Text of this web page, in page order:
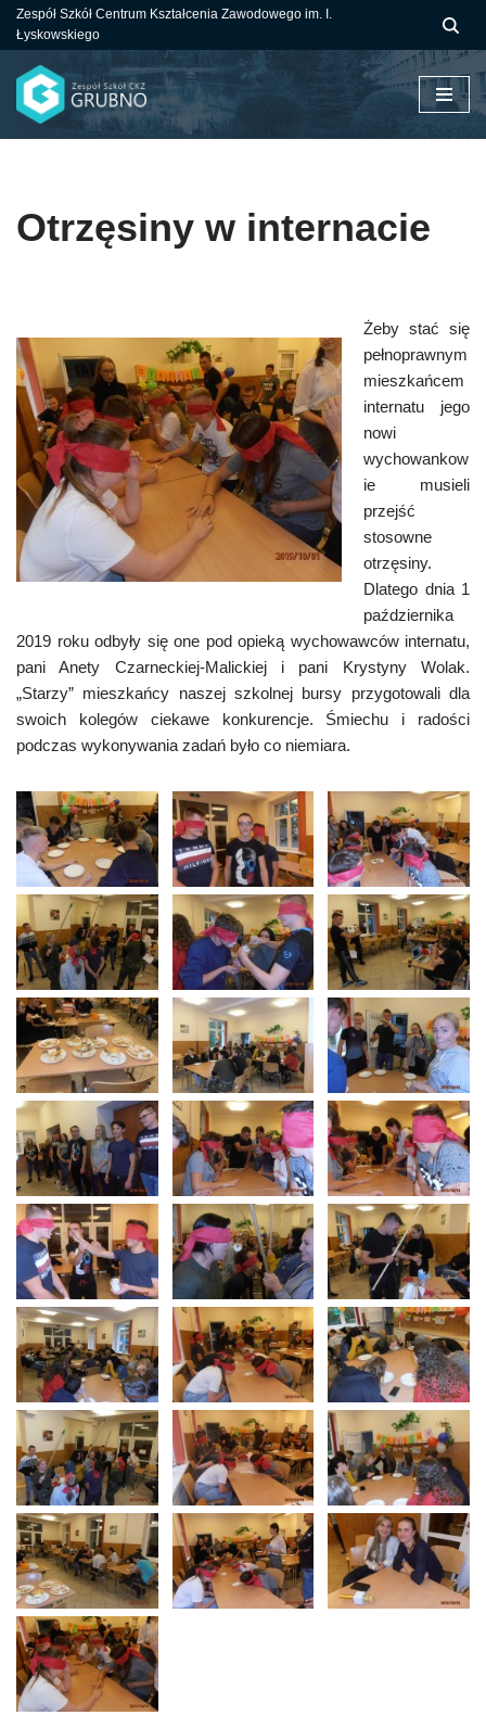
do
treści
Zespół Szkół Centrum Kształcenia Zawodowego im. I.
Łyskowskiego
Otrzęsiny w internacie
Żeby stać się
pełnoprawnym
mieszkańcem
internatu jego
nowi
wychowankow
ie musieli
przejść
stosowne
otrzęsiny.
Dlatego dnia 1
października
2019 roku odbyły się one pod opieką wychowawców internatu,
pani Anety Czarneckiej-Malickiej i pani Krystyny Wolak.
„Starzy” mieszkańcy naszej szkolnej bursy przygotowali dla
swoich kolegów ciekawe konkurencje. Śmiechu i radości
podczas wykonywania zadań było co niemiara.